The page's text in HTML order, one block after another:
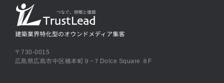
〒730-0015
広島県広島市中区橋本町９−７Dolce Square ８F